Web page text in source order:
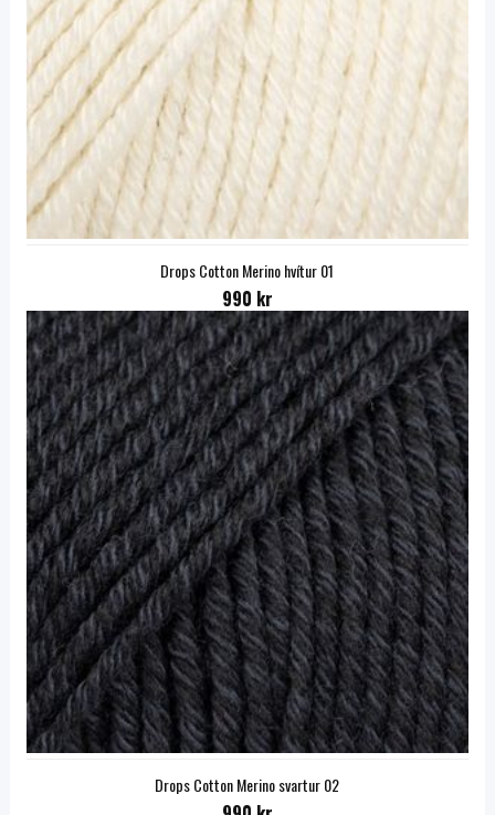
Drops Cotton Merino hvítur 01
990 kr
Drops Cotton Merino svartur 02